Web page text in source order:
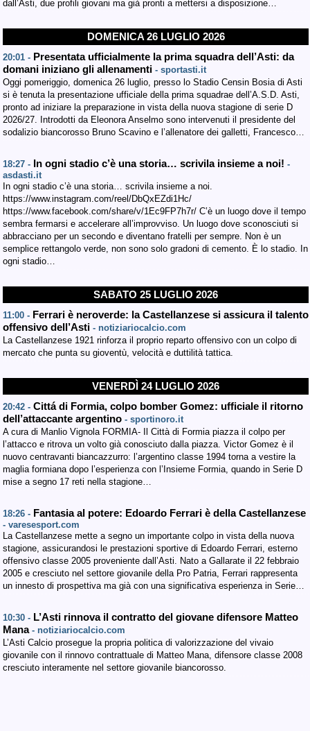
dall’Asti, due profili giovani ma già pronti a mettersi a disposizione…
DOMENICA 26 LUGLIO 2026
20:01 - Presentata ufficialmente la prima squadra dell’Asti: da
domani iniziano gli allenamenti - sportasti.it
Oggi pomeriggio, domenica 26 luglio, presso lo Stadio Censin Bosia di Asti
si è tenuta la presentazione ufficiale della prima squadrae dell’A.S.D. Asti,
pronto ad iniziare la preparazione in vista della nuova stagione di serie D
2026/27. Introdotti da Eleonora Anselmo sono intervenuti il presidente del
sodalizio biancorosso Bruno Scavino e l’allenatore dei galletti, Francesco…
18:27 - In ogni stadio c’è una storia… scrivila insieme a noi! -
asdasti.it
In ogni stadio c’è una storia… scrivila insieme a noi.
https://www.instagram.com/reel/DbQxEZdi1Hc/
https://www.facebook.com/share/v/1Ec9FP7h7r/ C’è un luogo dove il tempo
sembra fermarsi e accelerare all’improvviso. Un luogo dove sconosciuti si
abbracciano per un secondo e diventano fratelli per sempre. Non è un
semplice rettangolo verde, non sono solo gradoni di cemento. È lo stadio. In
ogni stadio…
SABATO 25 LUGLIO 2026
11:00 - Ferrari è neroverde: la Castellanzese si assicura il talento
offensivo dell’Asti - notiziariocalcio.com
La Castellanzese 1921 rinforza il proprio reparto offensivo con un colpo di
mercato che punta su gioventù, velocità e duttilità tattica.
VENERDÌ 24 LUGLIO 2026
20:42 - Cittá di Formia, colpo bomber Gomez: ufficiale il ritorno
dell’attaccante argentino - sportinoro.it
A cura di Manlio Vignola FORMIA- Il Città di Formia piazza il colpo per
l’attacco e ritrova un volto già conosciuto dalla piazza. Victor Gomez è il
nuovo centravanti biancazzurro: l’argentino classe 1994 torna a vestire la
maglia formiana dopo l’esperienza con l’Insieme Formia, quando in Serie D
mise a segno 17 reti nella stagione…
18:26 - Fantasia al potere: Edoardo Ferrari è della Castellanzese
- varesesport.com
La Castellanzese mette a segno un importante colpo in vista della nuova
stagione, assicurandosi le prestazioni sportive di Edoardo Ferrari, esterno
offensivo classe 2005 proveniente dall’Asti. Nato a Gallarate il 22 febbraio
2005 e cresciuto nel settore giovanile della Pro Patria, Ferrari rappresenta
un innesto di prospettiva ma già con una significativa esperienza in Serie…
10:30 - L’Asti rinnova il contratto del giovane difensore Matteo
Mana - notiziariocalcio.com
L’Asti Calcio prosegue la propria politica di valorizzazione del vivaio
giovanile con il rinnovo contrattuale di Matteo Mana, difensore classe 2008
cresciuto interamente nel settore giovanile biancorosso.